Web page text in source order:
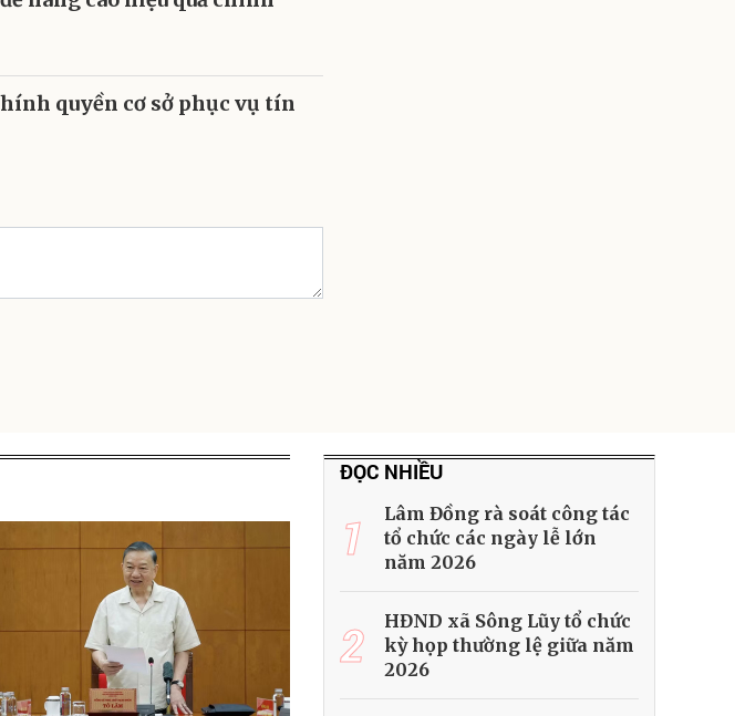
quyền cơ sở phục vụ tín
ĐỌC NHIỀU
1
Lâm Đồng rà soát công tác
tổ chức các ngày lễ lớn
năm 2026
2
HĐND xã Sông Lũy tổ chức
kỳ họp thường lệ giữa năm
2026